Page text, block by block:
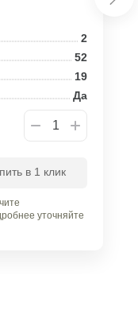
2
52
19
Да
в 1 клик
уточняйте